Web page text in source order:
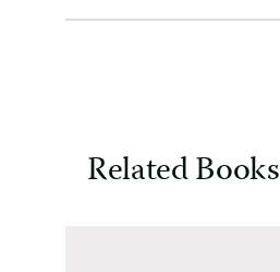
Related Books